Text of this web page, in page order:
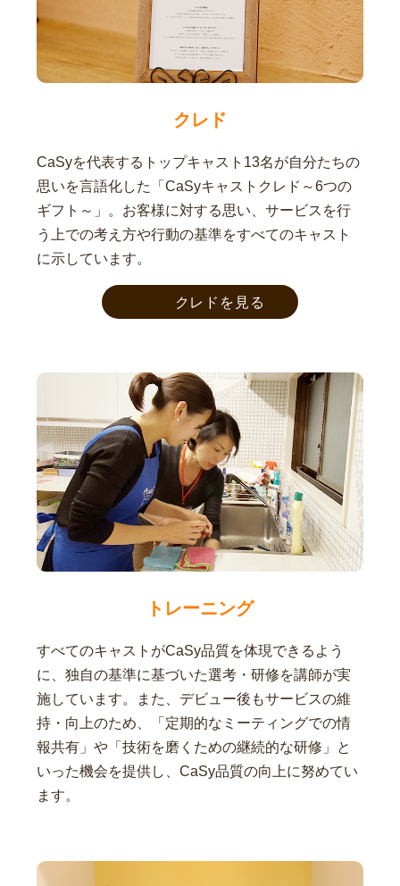
クレド
CaSyを代表するトップキャスト13名が自分たちの
思いを言語化した「CaSyキャストクレド～6つの
ギフト～」。お客様に対する思い、サービスを行
う上での考え方や行動の基準をすべてのキャスト
に示しています。
クレドを見る
トレーニング
すべてのキャストがCaSy品質を体現できるよう
に、独自の基準に基づいた選考・研修を講師が実
施しています。また、デビュー後もサービスの維
持・向上のため、「定期的なミーティングでの情
報共有」や「技術を磨くための継続的な研修」と
いった機会を提供し、CaSy品質の向上に努めてい
ます。